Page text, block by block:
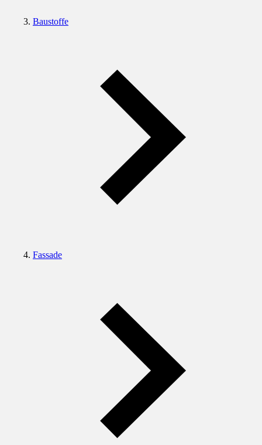
Baustoffe
Fassade